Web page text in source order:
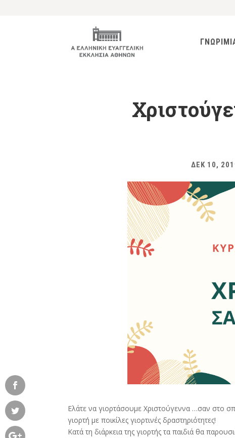
ΔΕΚ 10,
Ελάτε να γιορτάσουμε Χριστούγεννα …σαν στο
γιορτή με ποικίλες γιορτινές δραστηριότητες!
Κατά τη διάρκεια της γιορτής τα παιδιά θα